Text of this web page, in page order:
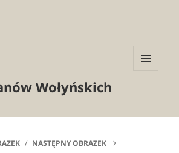
Wołyńskich
NASTĘPNY OBRAZEK